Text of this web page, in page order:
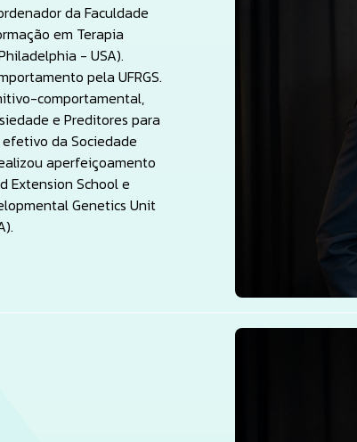
da Faculdade
em Terapia
- USA).
pela UFRGS.
comportamental,
e Preditores para
da Sociedade
aperfeiçoamento
Extension School e
Genetics Unit